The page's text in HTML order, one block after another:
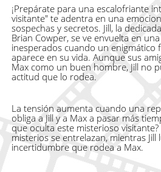
¡Prepárate para una escalofriante
visitante" te adentra en una
sospechas y secretos. Jill, la
Brian Cowper, se ve envuelta en
inesperados cuando un enigmático
aparece en su vida. Aunque sus
Max como un buen hombre, Jill no
actitud que lo rodea.
La tensión aumenta cuando una
obliga a Jill y a Max a pasar más
que oculta este misterioso
misterios se entrelazan, mientras
incertidumbre que rodea a Max.